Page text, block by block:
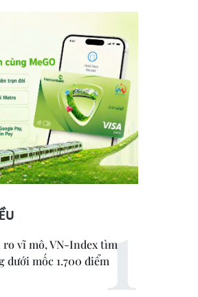
vĩ mô, VN-Index tìm
dưới mốc 1.700 điểm